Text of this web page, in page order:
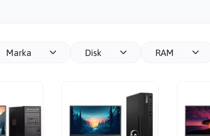
Marka Disk RAM